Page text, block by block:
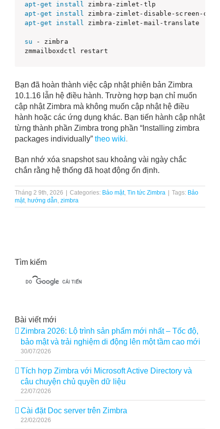
apt-get
install
apt-get
install
apt-get
install zimbra-zimlet-mail-translate
su - zimbra
zmmailboxdctl restart
Bạn đã hoàn thành việc cập nhật phiên bản Zimbra
10.1.16 lẫn hệ điều hành. Trường hợp bạn chỉ muốn
cập nhật Zimbra mà không muốn cập nhật hệ điều
hành hoặc các ứng dụng khác. Bạn tiến hành cập nhật
từng thành phần Zimbra trong phần “Installing zimbra
packages individually” theo wiki.
Bạn nhớ xóa snapshot sau khoảng vài ngày chắc
chắn rằng hệ thống đã hoạt động ổn định.
Tháng 2 9th, 2026 Categories: Bảo mật, Tin tức Zimbra Tags: Bảo
mật, hướng dẫn, zimbra
Tìm kiếm
Bài viết mới
Zimbra 2026: Lộ trình sản phẩm mới nhất – Tốc độ,
bảo mật và trải nghiệm di động lên một tầm cao mới
30/07/2026
Tích hợp Zimbra với Microsoft Active Directory và
câu chuyện chủ quyền dữ liệu
22/07/2026
Cài đặt Doc server trên Zimbra
22/02/2026